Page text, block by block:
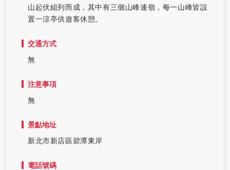
山起伏組列而成，其中有三個山峰連嶺，每一山峰皆設
置一涼亭供遊客休憩。
交通方式
無
注意事項
無
景點地址
新北市新店區碧潭東岸
電話號碼